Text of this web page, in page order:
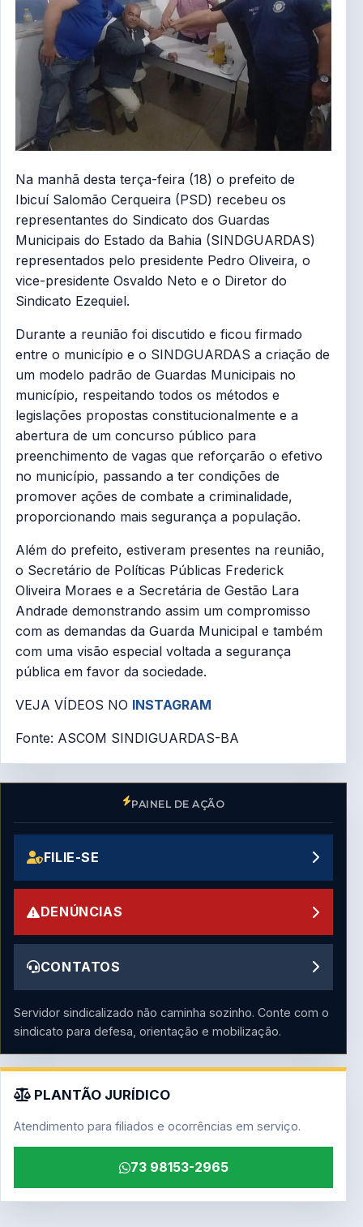
Na manhã desta terça-feira (18) o prefeito de
Ibicuí Salomão Cerqueira (PSD) recebeu os
representantes do Sindicato dos Guardas
Municipais do Estado da Bahia (SINDGUARDAS)
representados pelo presidente Pedro Oliveira, o
vice-presidente Osvaldo Neto e o Diretor do
Sindicato Ezequiel.
Durante a reunião foi discutido e ficou firmado
entre o município e o SINDGUARDAS a criação de
um modelo padrão de Guardas Municipais no
município, respeitando todos os métodos e
legislações propostas constitucionalmente e a
abertura de um concurso público para
preenchimento de vagas que reforçarão o efetivo
no município, passando a ter condições de
promover ações de combate a criminalidade,
proporcionando mais segurança a população.
Além do prefeito, estiveram presentes na reunião,
o Secretário de Políticas Públicas Frederick
Oliveira Moraes e a Secretária de Gestão Lara
Andrade demonstrando assim um compromisso
com as demandas da Guarda Municipal e também
com uma visão especial voltada a segurança
pública em favor da sociedade.
VEJA VÍDEOS NO INSTAGRAM
Fonte: ASCOM SINDIGUARDAS-BA
PAINEL DE AÇÃO
FILIE-SE
DENÚNCIAS
CONTATOS
Servidor sindicalizado não caminha sozinho. Conte com o
sindicato para defesa, orientação e mobilização.
PLANTÃO JURÍDICO
Atendimento para filiados e ocorrências em serviço.
73 98153-2965